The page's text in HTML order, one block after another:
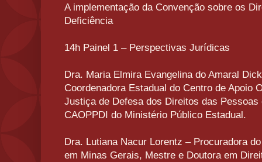
A implementação da Convenção sobre os
Deficiência
14h Painel 1 – Perspectivas Jurídicas
Dra. Maria Elmira Evangelina do Amaral
Coordenadora Estadual do Centro de Apoio
Justiça de Defesa dos Direitos das
CAOPPDI do Ministério Público Estadual.
Dra. Lutiana Nacur Lorentz – Procuradora
em Minas Gerais, Mestre e Doutora em